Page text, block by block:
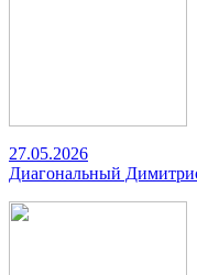
27.05.2026
Диагональный